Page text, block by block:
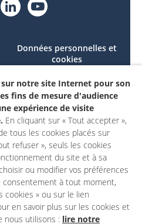
Données personnelles et
cookies
conforme
Mentions légales
notre site Internet pour son
fins de mesure d'audience
expérience de visite
En cliquant sur « Tout accepter »,
tous les cookies placés sur
refuser », seuls les cookies
du site et à sa
ou modifier vos préférences
à tout moment,
cookies » ou sur le lien
en savoir plus sur les cookies et
nous utilisons : lire notre